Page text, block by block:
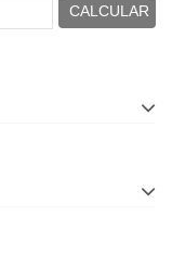
CALCULAR